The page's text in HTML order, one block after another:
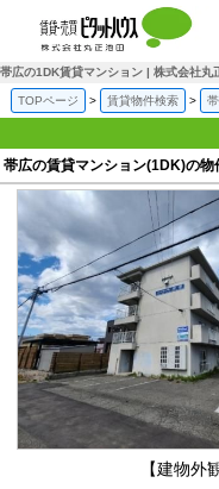
帯広の1DK賃貸マンション | 株式会社丸
TOPページ 賃貸物件検索
帯広の賃貸マンション(1DK)の物
【建物外